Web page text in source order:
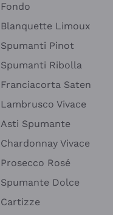
Fondo
Blanquette Limoux
Spumanti Pinot
Spumanti Ribolla
Franciacorta Saten
Lambrusco Vivace
Asti Spumante
Chardonnay Vivace
Prosecco Rosé
Spumante Dolce
Cartizze